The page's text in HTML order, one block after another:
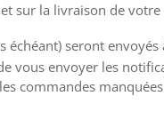
sur la livraison de
seront envoyés
vous envoyer les
commandes